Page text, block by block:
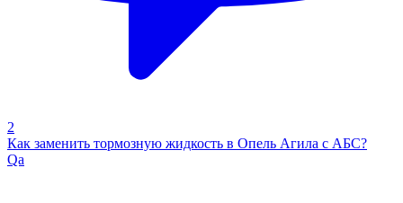
2
Как заменить тормозную жидкость в Опель Агила с АБС?
Qa